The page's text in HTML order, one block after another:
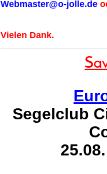
Webmaster@o-jolle.de
Vielen Dank.
Segelclub